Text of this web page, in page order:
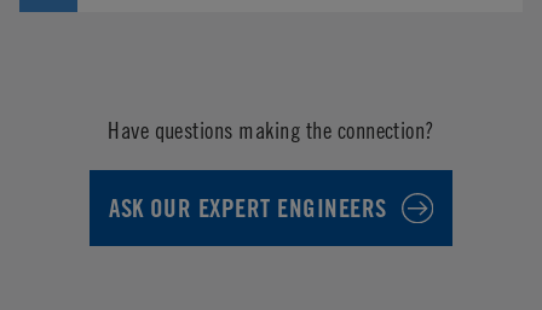
Have questions making the connection?
ASK OUR EXPERT ENGINEERS